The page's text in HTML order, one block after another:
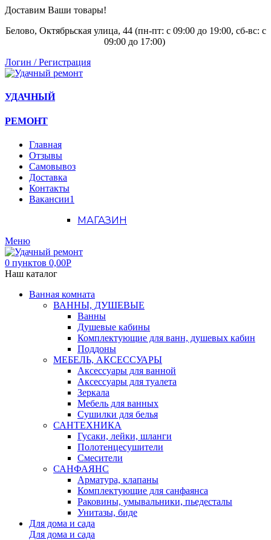
Доставим Ваши товары!
Белово, Октябрьская улица, 44 (пн-пт: с 09:00 до 19:00, сб-вс: с
09:00 до 17:00)
Логин / Регистрация
УДАЧНЫЙ
РЕМОНТ
Главная
Отзывы
Самовывоз
Доставка
Контакты
Вакансии1
МАГАЗИН
Меню
0 пунктов 0,00Р
Наш каталог
Ванная комната
ВАННЫ, ДУШЕВЫЕ
Ванны
Душевые кабины
Комплектующие для ванн, душевых кабин
Поддоны
МЕБЕЛЬ, АКСЕССУАРЫ
Аксессуары для ванной
Аксессуары для туалета
Зеркала
Мебель для ванных
Сушилки для белья
САНТЕХНИКА
Гусаки, лейки, шланги
Полотенцесушители
Смесители
САНФАЯНС
Арматура, клапаны
Комплектующие для санфаянса
Раковины, умывальники, пьедесталы
Унитазы, биде
Для дома и сада
Для дома и сада